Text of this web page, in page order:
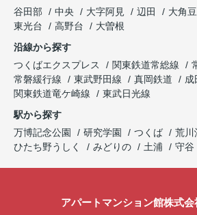
谷田部
中央 大字阿見 辺田 大角豆
東光台
高野台
大曽根
沿線から探す
つくばエクスプレス
関東鉄道常総線
常磐緩行線
東武野田線 真岡鉄道
成
関東鉄道竜ケ崎線
東武日光線
駅から探す
万博記念公園
研究学園 つくば
荒川
ひたち野うしく
みどりの 土浦 守谷
アパートマンション館株式